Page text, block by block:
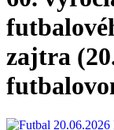
zajtra